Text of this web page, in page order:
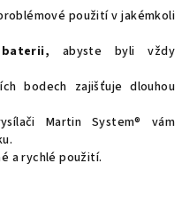
použití v jakémkoli
abyste byli vždy
bodech zajišťuje dlouhou
Martin System® vám
a rychlé použití.